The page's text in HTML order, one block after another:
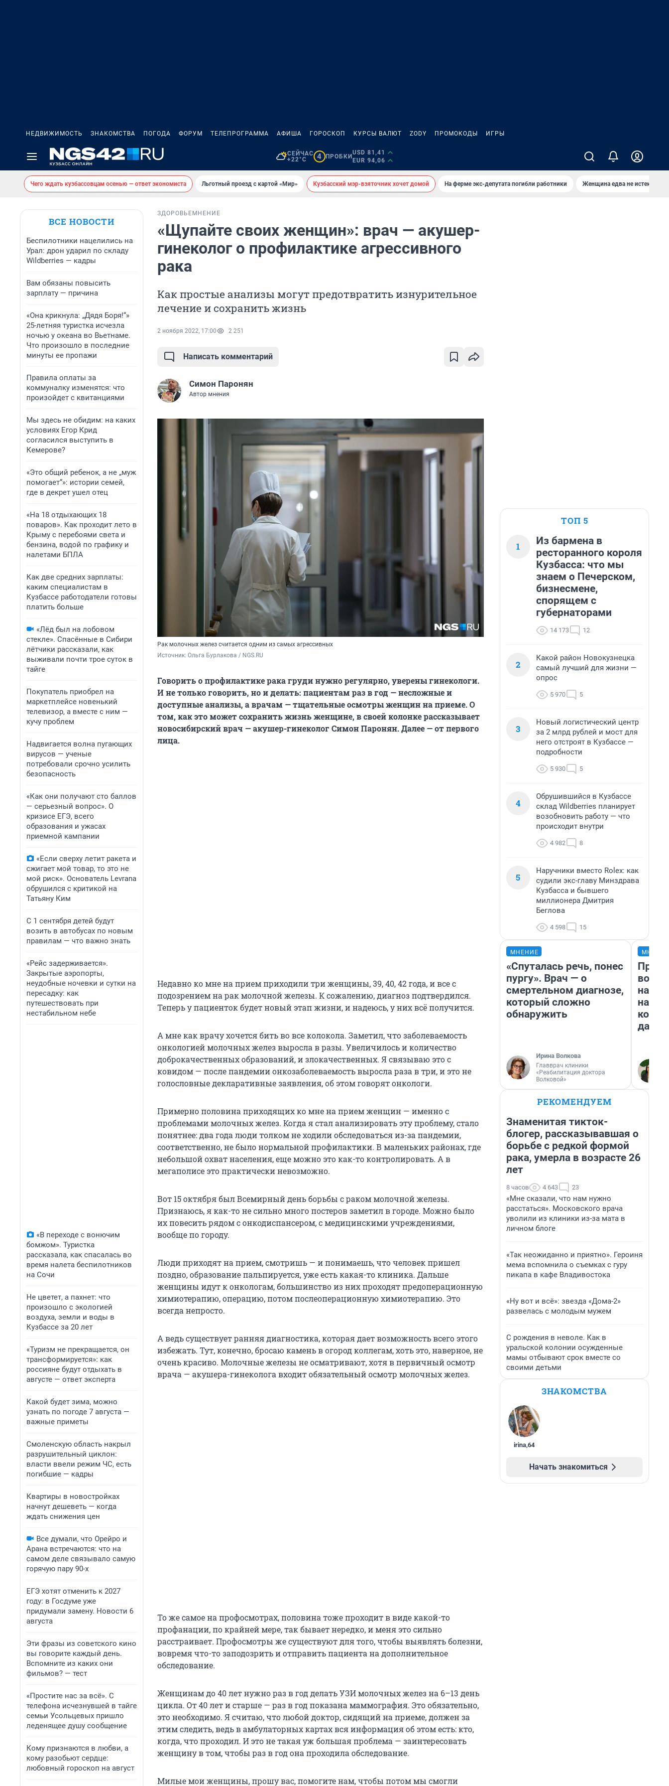
НЕДВИЖИМОСТЬ ЗНАКОМСТВА ПОГОДА ФОРУМ ТЕЛЕПРОГРАММА АФИША ГОРОСКОП КУРСЫ ВАЛЮТ ZODY ПРОМОКОДЫ ИГРЫ
СЕЙЧАС
+22°C
4 ПРОБКИ
USD 81,41
EUR 94,06
Чего ждать кузбассовцам осенью — ответ экономиста Льготный проезд с картой «Мир» Кузбасский мэр-взяточник хочет домой На ферме экс-депутата погибли работники Женщина едва не истекла
ВСЕ НОВОСТИ
Беспилотники нацелились на
Урал: дрон ударил по складу
Wildberries — кадры
Вам обязаны повысить
зарплату — причина
«Она крикнула: „Дядя Боря!“»
25-летняя туристка исчезла
ночью у океана во Вьетнаме.
Что произошло в последние
минуты ее пропажи
Правила оплаты за
коммуналку изменятся: что
произойдет с квитанциями
Мы здесь не обидим: на каких
условиях Егор Крид
согласился выступить в
Кемерове?
«Это общий ребенок, а не „муж
помогает“»: истории семей,
где в декрет ушел отец
«На 18 отдыхающих 18
поваров». Как проходит лето в
Крыму с перебоями света и
бензина, водой по графику и
налетами БПЛА
Как две средних зарплаты:
каким специалистам в
Кузбассе работодатели готовы
платить больше
«Лёд был на лобовом
стекле». Спасённые в Сибири
лётчики рассказали, как
выживали почти трое суток в
тайге
Покупатель приобрел на
маркетплейсе новенький
телевизор, а вместе с ним —
кучу проблем
Надвигается волна пугающих
вирусов — ученые
потребовали срочно усилить
безопасность
«Как они получают сто баллов
— серьезный вопрос». О
кризисе ЕГЭ, всего
образования и ужасах
приемной кампании
«Если сверху летит ракета и
сжигает мой товар, то это не
мой риск». Основатель Levrana
обрушился с критикой на
Татьяну Ким
С 1 сентября детей будут
возить в автобусах по новым
правилам — что важно знать
«Рейс задерживается».
Закрытые аэропорты,
неудобные ночевки и сутки на
пересадку: как
путешествовать при
нестабильном небе
«В переходе с вонючим
бомжом». Туристка
рассказала, как спасалась во
время налета беспилотников
на Сочи
Не цветет, а пахнет: что
произошло с экологией
воздуха, земли и воды в
Кузбассе за 20 лет
«Туризм не прекращается, он
трансформируется»: как
россияне будут отдыхать в
августе — ответ эксперта
Какой будет зима, можно
узнать по погоде 7 августа —
важные приметы
Смоленскую область накрыл
разрушительный циклон:
власти ввели режим ЧС, есть
погибшие — кадры
Квартиры в новостройках
начнут дешеветь — когда
ждать снижения цен
Все думали, что Орейро и
Арана встречаются: что на
самом деле связывало самую
горячую пару 90-х
ЕГЭ хотят отменить к 2027
году: в Госдуме уже
придумали замену. Новости 6
августа
Эти фразы из советского кино
вы говорите каждый день.
Вспомните из каких они
фильмов? — тест
«Простите нас за всё». С
телефона исчезнувшей в тайге
семьи Усольцевых пришло
леденящее душу сообщение
Кому признаются в любви, а
кому разобьют сердце:
любовный гороскоп на август
ЗДОРОВЬЕ МНЕНИЕ
«Щупайте своих женщин»: врач — акушер-
гинеколог о профилактике агрессивного
рака
Как простые анализы могут предотвратить изнурительное
лечение и сохранить жизнь
2 ноября 2022, 17:00 2 251
Написать комментарий
Симон Паронян
Автор мнения
Рак молочных желез считается одним из самых агрессивных
Источник: Ольга Бурлакова / NGS.RU
Говорить о профилактике рака груди нужно регулярно, уверены гинекологи.
И не только говорить, но и делать: пациентам раз в год —несложные и
доступные анализы, а врачам — тщательные осмотрыженщинна приеме. О
том, как это может сохранить жизнь женщине, в своей колонке рассказывает
новосибирский врач — акушер-гинеколог Симон Паронян. Далее — от первого
лица.
Недавно ко мне на прием приходили три женщины, 39, 40, 42 года, и все с
подозрением на рак молочной железы. К сожалению, диагноз подтвердился.
Теперь у пациенток будет новый этап жизни, и надеюсь, у них всё получится.
А мне как врачу хочется бить во все колокола. Заметил, что заболеваемость
онкологией молочных желез выросла в разы. Увеличилось и количество
доброкачественных образований, и злокачественных. Я связываю это с
ковидом — после пандемии онкозаболеваемость выросла раза в три, и это не
голословные декларативные заявления, об этом говорят онкологи.
Примерно половина приходящих ко мне на прием женщин — именно с
проблемами молочных желез. Когда я стал анализировать эту проблему, стало
понятнее: два года люди толком не ходили обследоваться из-за пандемии,
соответственно, не было нормальной профилактики. В маленьких районах, где
небольшой охват населения, еще можно это как-то контролировать. А в
мегаполисе это практически невозможно.
Вот 15 октября был Всемирный день борьбы с раком молочной железы.
Признаюсь, я как-то не сильно много постеров заметил в городе. Можно было
их повесить рядом с онкодиспансером, с медицинскими учреждениями,
вообще по городу.
Люди приходят на прием, смотришь — и понимаешь, что человек пришел
поздно, образование пальпируется, уже есть какая-то клиника. Дальше
женщины идут к онкологам, большинство из них проходят предоперационную
химиотерапию, операцию, потом послеоперационную химиотерапию. Это
всегда непросто.
А ведь существует ранняя диагностика, которая дает возможность всего этого
избежать. Тут, конечно, бросаю камень в огород коллегам, хоть это, наверное, не
очень красиво. Молочные железы не осматривают, хотя в первичный осмотр
врача — акушера-гинеколога входит обязательный осмотр молочных желез.
То же самое на профосмотрах, половина тоже проходит в виде какой-то
профанации, по крайней мере, так бывает нередко, и меня это сильно
расстраивает. Профосмотры же существуют для того, чтобы выявлять болезни,
вовремя что-то заподозрить и отправить пациента на дополнительное
обследование.
Женщинам до 40 лет нужно раз в год делать УЗИ молочных желез на 6–13 день
цикла. От 40 лет и старше — раз в год показана маммография. Это обязательно,
это необходимо. Я считаю, что любой доктор, сидящий на приеме, должен за
этим следить, ведь в амбулаторных картах вся информация об этом есть: кто,
когда, что проходил. И это не такая уж большая проблема — заинтересовать
женщину в том, чтобы раз в год она проходила обследование.
Милые мои женщины, прошу вас, помогите нам, чтобы потом мы смогли
ТОП 5
1
Из бармена в
ресторанного короля
Кузбасса: что мы
знаем о Печерском,
бизнесмене,
спорящем с
губернаторами
14 173 12
2
Какой район Новокузнецка
самый лучший для жизни —
опрос
5 970 5
3
Новый логистический центр
за 2 млрд рублей и мост для
него отстроят в Кузбассе —
подробности
5 930 5
4
Обрушившийся в Кузбассе
склад Wildberries планирует
возобновить работу — что
происходит внутри
4 982 8
5
Наручники вместо Rolex: как
судили экс-главу Минздрава
Кузбасса и бывшего
миллионера Дмитрия
Беглова
4 598 15
МНЕНИЕ
«Спуталась речь, понес
пургу». Врач — о
смертельном диагнозе,
который сложно
обнаружить
Ирина Волкова
Главврач клиники
«Реабилитация доктора
Волковой»
нам
даже
РЕКОМЕНДУЕМ
Знаменитая тикток-
блогер, рассказывавшая о
борьбе с редкой формой
рака, умерла в возрасте 26
лет
8 часов 4 643 23
«Мне сказали, что нам нужно
расстаться». Московского врача
уволили из клиники из-за мата в
личном блоге
«Так неожиданно и приятно». Героиня
мема вспомнила о съемках с гуру
пикапа в кафе Владивостока
«Ну вот и всё»: звезда «Дома-2»
развелась с молодым мужем
С рождения в неволе. Как в
уральской колонии осужденные
мамы отбывают срок вместе со
своими детьми
ЗНАКОМСТВА
irina,64
Начать знакомиться